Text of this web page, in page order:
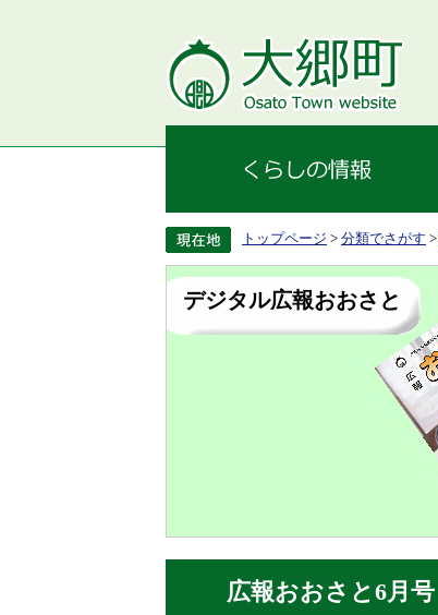
トップページ > 分類でさがす >
デジタル広報おおさと
広報おおさと6月号